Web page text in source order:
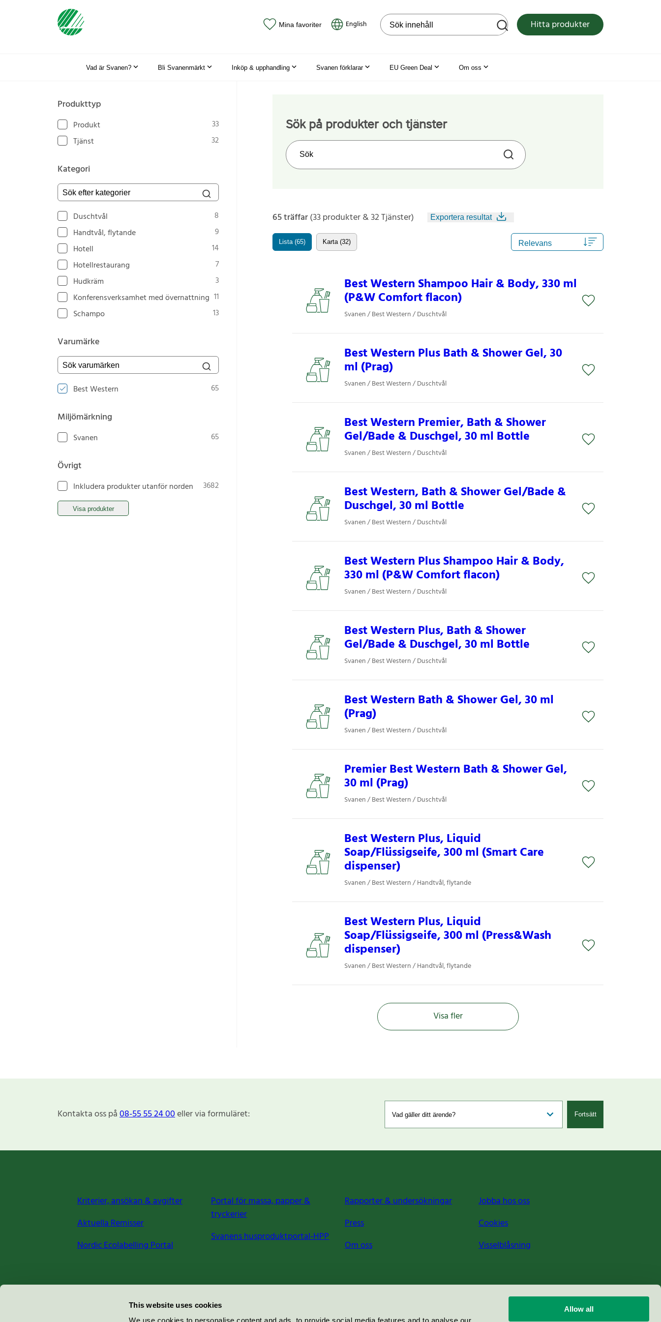
This website uses cookies
Allow all
Mina favoriter English Sök på webbplatsen Hitta produkter
Vad är Svanen? Bli Svanenmärkt Inköp & upphandling Svanen förklarar EU Green Deal Om oss
Sök på produkter och tjänster
Sök på webbplatsen
65 träffar(33 produkter & 32 Tjänster) Exportera resultat
Lista (65) Karta (32)
Best Western Shampoo Hair & Body, 330 ml
(P&W Comfort flacon)
Svanen / Best Western / Duschtvål
Best Western Plus Bath & Shower Gel, 30
ml (Prag)
Svanen / Best Western / Duschtvål
Best Western Premier, Bath & Shower
Gel/Bade & Duschgel, 30 ml Bottle
Svanen / Best Western / Duschtvål
Best Western, Bath & Shower Gel/Bade &
Duschgel, 30 ml Bottle
Svanen / Best Western / Duschtvål
Best Western Plus Shampoo Hair & Body,
330 ml (P&W Comfort flacon)
Svanen / Best Western / Duschtvål
Best Western Plus, Bath & Shower
Gel/Bade & Duschgel, 30 ml Bottle
Svanen / Best Western / Duschtvål
Best Western Bath & Shower Gel, 30 ml
(Prag)
Svanen / Best Western / Duschtvål
Premier Best Western Bath & Shower Gel,
30 ml (Prag)
Svanen / Best Western / Duschtvål
Best Western Plus, Liquid
Soap/Flüssigseife, 300 ml (Smart Care
dispenser)
Svanen / Best Western / Handtvål, flytande
Best Western Plus, Liquid
Soap/Flüssigseife, 300 ml (Press&Wash
dispenser)
Svanen / Best Western / Handtvål, flytande
Visa fler
Produkttyp
Produkt
33
Tjänst
32
Kategori
Sök efter kategorier
Duschtvål
8
Handtvål, flytande
9
Hotell
14
Hotellrestaurang
7
Hudkräm
3
Konferensverksamhet med övernattning 11
Schampo
13
Varumärke
Sök varumärken
Best Western 65
Miljömärkning
Svanen 65
Övrigt
Inkludera produkter utanför norden 3682
Visa produkter
Kontakta oss på08-55 55 24 00eller via formuläret: Fortsätt
Kriterier, ansökan & avgifter
Aktuella Remisser
Nordic Ecolabelling Portal
Portal för massa, papper &
tryckerier
Svanens husproduktportal-HPP
Rapporter & undersökningar
Press
Om oss
Jobba hos oss
Cookies
Visselblåsning